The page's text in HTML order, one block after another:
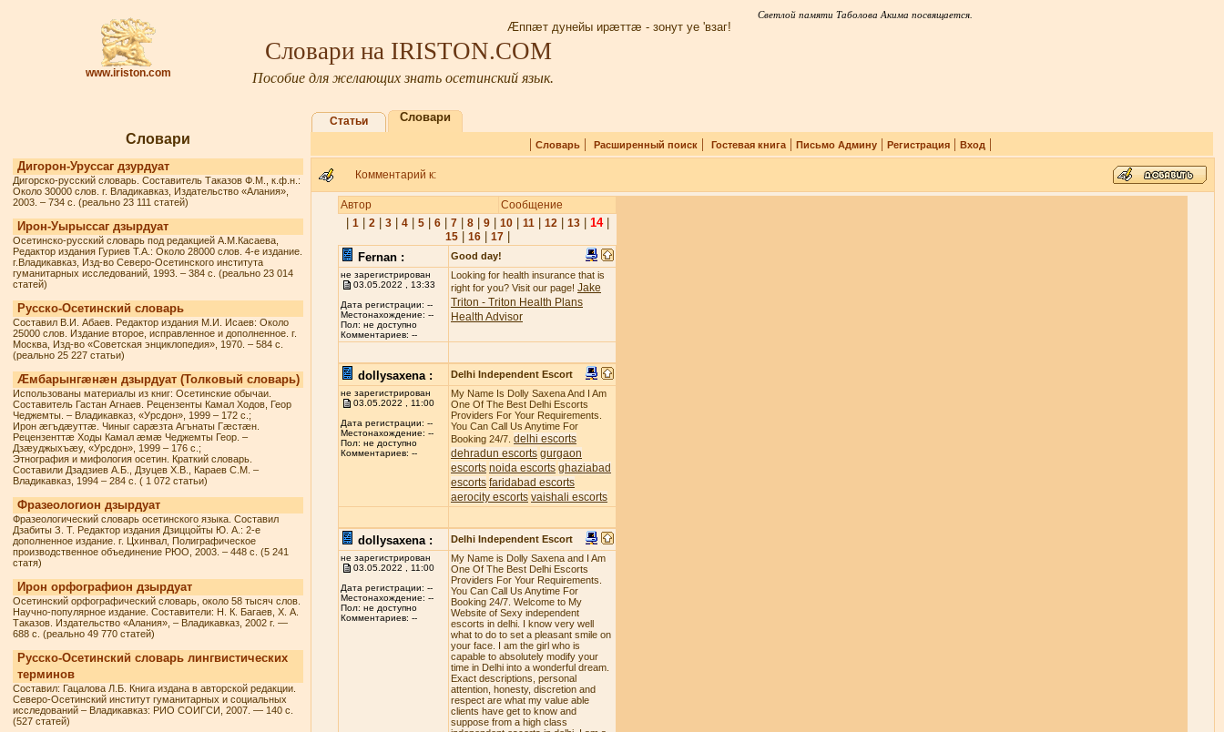
www.iriston.com
Светлой памяти Таболова Акима посвящается.
Æппæт дунейы ирæттæ - зонут уе 'взаг!
Словари на IRISTON.COM
Пособие для желающих знать осетинский язык.
Словари
Дигорон-Уруссаг дзурдуат
Дигорско-русский словарь. Составитель Таказов Ф.М., к.ф.н.:
Около 30000 слов. г. Владикавказ, Издательство «Алания»,
2003. – 734 с. (реально 23 111 статей)
Ирон-Уырыссаг дзырдуат
Осетинско-русский словарь под редакцией А.М.Касаева,
Редактор издания Гуриев Т.А.: Около 28000 слов. 4-е издание.
г.Владикавказ, Изд-во Северо-Осетинского института
гуманитарных исследований, 1993. – 384 с. (реально 23 014
статей)
Русско-Осетинский словарь
Составил В.И. Абаев. Редактор издания М.И. Исаев: Около
25000 слов. Издание второе, исправленное и дополненное. г.
Москва, Изд-во «Советская энциклопедия», 1970. – 584 с.
(реально 25 227 статьи)
Æмбарынгæнæн дзырдуат (Толковый словарь)
Использованы материалы из книг: Осетинские обычаи.
Составитель Гастан Агнаев. Рецензенты Камал Ходов, Геор
Чеджемты. – Владикавказ, «Урсдон», 1999 – 172 с.;
Ирон æгъдæуттæ. Чиныг сарæзта Агънаты Гæстæн.
Рецензенттæ Ходы Камал æмæ Чеджемты Геор. –
Дзæуджыхъæу, «Урсдон», 1999 – 176 с.;
Этнография и мифология осетин. Краткий словарь.
Составили Дзадзиев А.Б., Дзуцев Х.В., Караев С.М. –
Владикавказ, 1994 – 284 с. ( 1 072 статьи)
Фразеологион дзырдуат
Фразеологический словарь осетинского языка. Составил
Дзабиты З. Т. Редактор издания Дзиццойты Ю. А.: 2-е
дополненное издание. г. Цхинвал, Полиграфическое
производственное объединение РЮО, 2003. – 448 с. (5 241
статя)
Ирон орфографион дзырдуат
Осетинский орфографический словарь, около 58 тысяч слов.
Научно-популярное издание. Составители: Н. К. Багаев, Х. А.
Таказов. Издательство «Алания», – Владикавказ, 2002 г. —
688 с. (реально 49 770 статей)
Русско-Осетинский словарь лингвистических
терминов
Составил: Гацалова Л.Б. Книга издана в авторской редакции.
Северо-Осетинский институт гуманитарных и социальных
исследований – Владикавказ: РИО СОИГСИ, 2007. — 140 с.
(527 статей)
Статьи Словари
| Словарь| Расширенный поиск| Гостевая книга| Письмо Админу| Регистрация| Вход |
Комментарий к:
Автор Сообщение
1| 2| 3| 4| 5| 6| 7| 8| 9| 10| 11| 12| 13| 14|
15| 16| 17|
Fernan :
Good day!
не зарегистрирован
03.05.2022 , 13:33
Дата регистрации: --
Местонахождение: --
Пол: не доступно
Комментариев: --
Looking for health insurance that is
right for you? Visit our page! Jake
Triton - Triton Health Plans
Health Advisor
dollysaxena : Delhi Independent Escort
не зарегистрирован
03.05.2022 , 11:00
Дата регистрации: --
Местонахождение: --
Пол: не доступно
Комментариев: --
My Name Is Dolly Saxena And I Am
One Of The Best Delhi Escorts
Providers For Your Requirements.
You Can Call Us Anytime For
Booking 24/7. delhi escorts
dehradun escorts gurgaon
escorts noida escorts ghaziabad
escorts faridabad escorts
aerocity escorts vaishali escorts
dollysaxena : Delhi Independent Escort
не зарегистрирован
03.05.2022 , 11:00
Дата регистрации: --
Местонахождение: --
Пол: не доступно
Комментариев: --
My Name is Dolly Saxena and I Am
One Of The Best Delhi Escorts
Providers For Your Requirements.
You Can Call Us Anytime For
Booking 24/7. Welcome to My
Website of Sexy independent
escorts in delhi. I know very well
what to do to set a pleasant smile on
your face. I am the girl who is
capable to absolutely modify your
time in Delhi into a wonderful dream.
Exact descriptions, personal
attention, honesty, discretion and
respect are what my value able
clients have get to know and
suppose from a high class